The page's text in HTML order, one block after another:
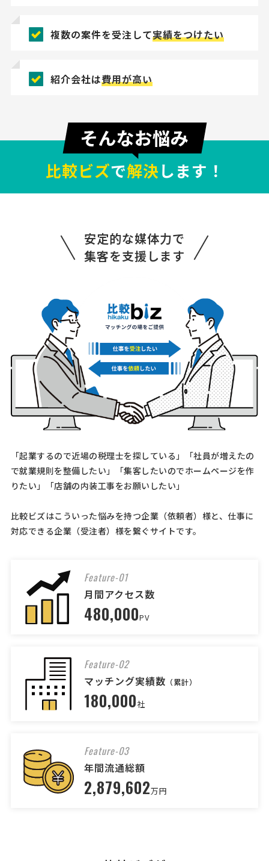
複数の案件を受注して実績をつけたい
紹介会社は費用が高い
比較ビズで解決します！
安定的な媒体力で
集客を支援します
「起業するので近場の税理士を探している」「社員が増えたの
で就業規則を整備したい」「集客したいのでホームページを作
りたい」「店舗の内装工事をお願いしたい」
比較ビズはこういった悩みを持つ企業（依頼者）様と、仕事に
対応できる企業（受注者）様を繋ぐサイトです。
Feature-01
月間アクセス数
480,000PV
Feature-02
マッチング実績数 （累計）
180,000社
Feature-03
年間流通総額
2,879,602万円
司法書士への相談・問合せ
司法書士 > 司法書士
総額予算 相談して決めたい 依頼地域 千葉県
[相談の種類] 不動産登記 [事業の場合選択] [対応スピード] 近いうち
[相談内容] 中古物件の購入にあたり、不動産登記の手続きを依頼させ
ていただきたいです。 現在東京都江戸川区在住、購入した物件は千葉
県浦安市です。 住宅ローンはペアローン利用 …
【相続登記について】司法書士への相談・問
合せ
[相談の種類] 不動産登記 [事業の場合選択] [対応スピード] 近いうち
[相談内容] 亡くなった親の家の相続登記についての相談 [ご希望・ご要
望] 親の家は埼玉県川越市
司法書士 > 司法書士
総額予算 相談して決めたい 依頼地域
[相談の種類] 不動産登記 [事業の場合選択] [対応スピード] 近いうち
司法書士への相談・問合せ
司法書士 > 司法書士